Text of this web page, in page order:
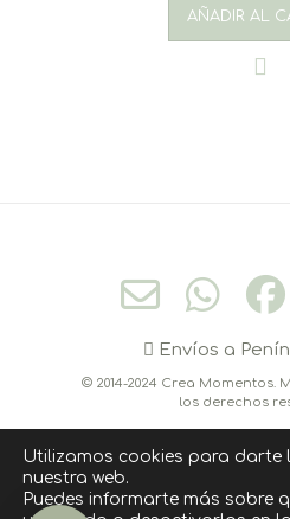
AÑADIR AL
Envíos a
© 2014-2024 Crea Momentos.
los derechos
CONÓCEME CONTACTO
Utilizamos cookies para darte
nuestra web.
Puedes informarte más sobre